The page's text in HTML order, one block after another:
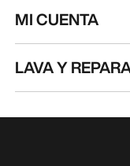
MI CUENTA
LAVA Y